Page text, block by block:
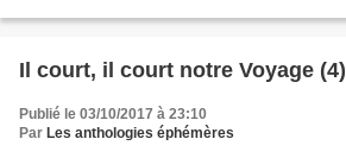
Il court, il court notre Voyage (4)
Publié le 03/10/2017 à 23:10
Par Les anthologies éphémères